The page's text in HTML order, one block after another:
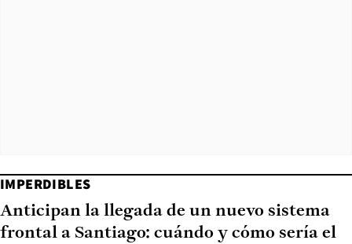
IMPERDIBLES
Anticipan la llegada de un nuevo sistema
frontal a Santiago: cuándo y cómo sería el